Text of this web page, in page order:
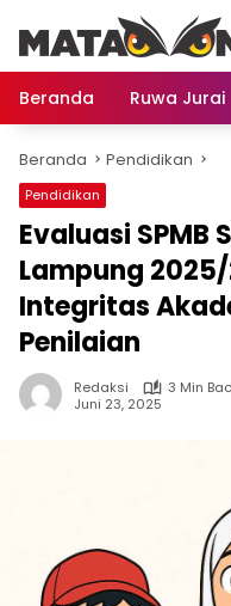
konten
Beranda
Ruwa Jurai
Beranda Pendidikan
Pendidikan
Evaluasi SPMB
Lampung
Integritas
Penilaian
Redaksi
3 Min
Juni 23, 2025